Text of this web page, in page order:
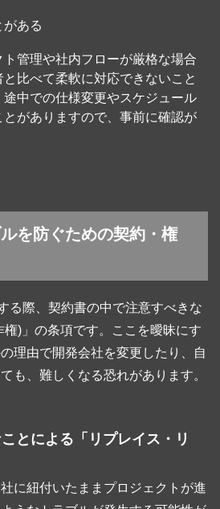
ある
管理や社内フローが厳格な場合
比べて柔軟に対応できないこと
中での仕様変更やスケジュール
がありますので、事前に確認が
ルを防ぐための契約・権
る際、契約書の中で注意すべきな
)」の条項です。ここを曖昧にす
理由で開発会社を変更したり、自
も、難しくなる恐れがあります。
とによる「リプレイス・リ
に紐付いたままプロジェクトが進